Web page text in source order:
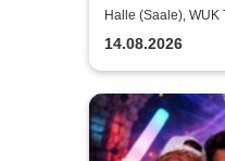
Jazzkollektiv
Halle (Saale), WUK
(Saale)
14.08.2026